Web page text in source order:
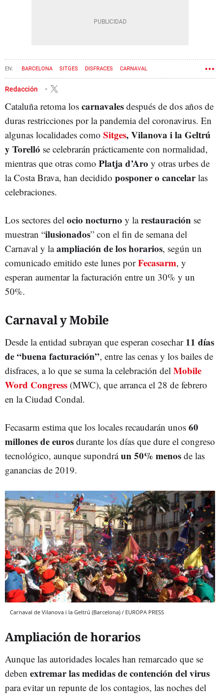
BARCELONA SITGES DISFRACES CARNAVAL
Redacción
Cataluña retoma los carnavales después de dos años de
duras restricciones por la pandemia del coronavirus. En
algunas localidades como Sitges, Vilanova i la Geltrú
y Torelló se celebrarán prácticamente con normalidad,
mientras que otras como Platja d’Aro y otras urbes de
la Costa Brava, han decidido posponer o cancelarlas
celebraciones.
Los sectores del ocio nocturno y larestauración se
muestran “ilusionados” con el fin de semana del
Carnaval y laampliación de los horarios, según un
comunicado emitido este lunes porFecasarm, y
esperan aumentar la facturación entre un 30% y un
50%.
Carnaval y Mobile
Desde la entidad subrayan que esperan cosechar 11 días
de “buena facturación”, entre las cenas y los bailes de
disfraces, a lo que se suma la celebración del Mobile
Word Congress (MWC), que arranca el 28 de febrero
en la Ciudad Condal.
Fecasarm estima que los locales recaudarán unos 60
millones de euros durante los días que dure el congreso
tecnológico, aunque supondráun 50% menos de las
ganancias de 2019.
Carnaval de Vilanova i la Geltrú (Barcelona) / EUROPA PRESS
Ampliación de horarios
Aunque las autoridades locales han remarcado que se
deben extremar las medidas de contención del virus
para evitar un repunte de los contagios, las noches del